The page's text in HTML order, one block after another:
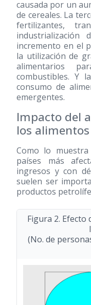
causada por un
de cereales. La
fertilizantes,
industrialización
incremento en el
la utilización de
alimentarios
combustibles. Y
consumo de
emergentes.
Impacto del
los alimentos
Como lo
países más
ingresos y con
suelen ser
productos
Figura 2. Efecto
(No. de